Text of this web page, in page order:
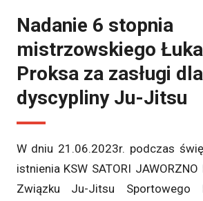
Nadanie 6 stopnia
mistrzowskiego
Proksa za zasługi
dyscypliny Ju-Jitsu
W dniu 21.06.2023r. podczas
istnienia KSW SATORI
Związku Ju-Jitsu Sportowego